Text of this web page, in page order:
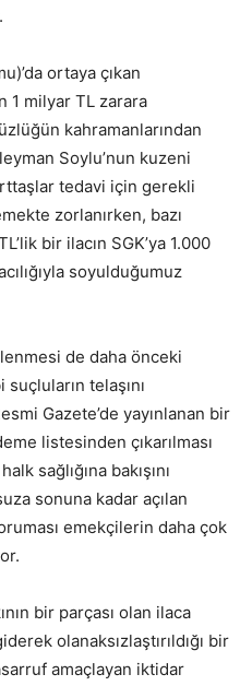
ortaya çıkan
1 milyar TL zarara
kahramanlarından
Soylu’nun kuzeni
tedavi için gerekli
zorlanırken, bazı
bir ilacın SGK’ya 1.000
soyulduğumuz
de daha önceki
telaşını
Gazete’de yayınlanan bir
listesinden çıkarılması
sağlığına bakışını
sonuna kadar açılan
emekçilerin daha çok
bir parçası olan ilaca
olanaksızlaştırıldığı bir
amaçlayan iktidar